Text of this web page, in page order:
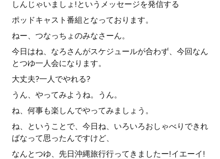
しんじゃいましょ!というメッセージを発信する
ポッドキャスト番組となっております。
ねー、つなっちょのみなさーん。
今日はね、なろさんがスケジュールが合わず、今回なん
とつゆ一人会になります。
大丈夫?一人でやれる?
うん、やってみようね。うん。
ね、何事も楽しんでやってみましょう。
ね、ということで、今日ね、いろいろおしゃべりできれ
ばなって思ったんですけど、
なんとつゆ、先日沖縄旅行行ってきましたー!イエーイ!